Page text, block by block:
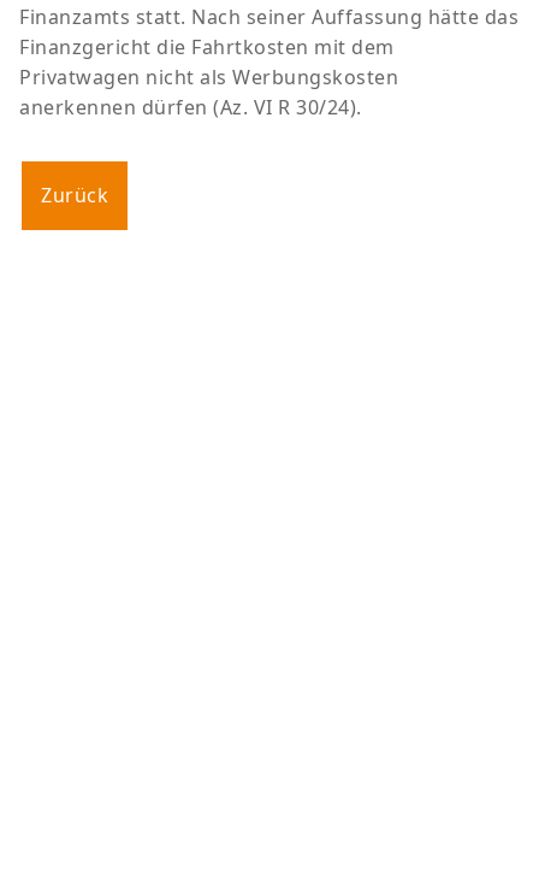
Finanzamts statt. Nach seiner Auffassung hätte das
Finanzgericht die Fahrtkosten mit dem
Privatwagen nicht als Werbungskosten
anerkennen dürfen (Az. VI R 30/24).
Zurück